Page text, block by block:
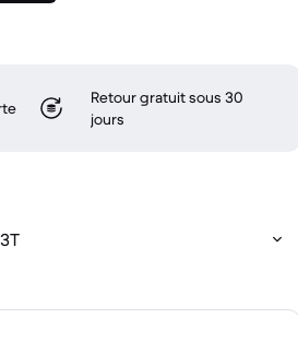
Retour gratuit sous 30
jours